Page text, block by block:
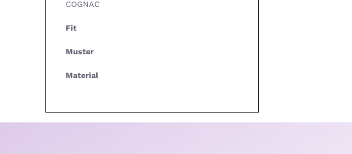
COGNAC
Fit
Muster
Material